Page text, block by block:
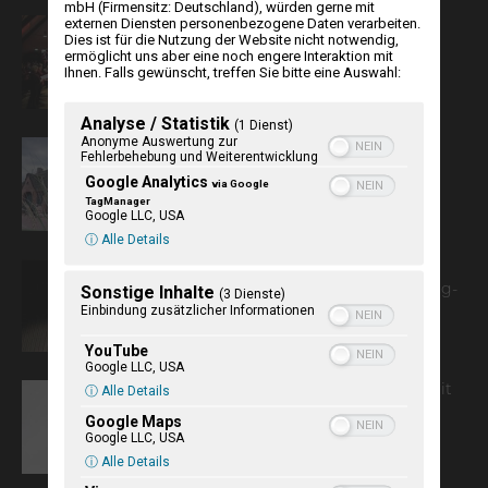
Die deutsche Minderheit und die
grenzüberschreitende Kulturarbeit
Auf eine Tasse Kaffee mit Claus
Heitmann im Museum Landschaft
Eiderstedt
zehnjährige Intendanz am Schleswig-
Holsteinischen Landestheater
Kontakt zu Deutschland halten – mit
mbH (Firmensitz: Deutschland), würden gerne mit
externen Diensten personenbezogene Daten verarbeiten.
Dies ist für die Nutzung der Website nicht notwendig,
ermöglicht uns aber eine noch engere Interaktion mit
Ihnen. Falls gewünscht, treffen Sie bitte eine Auswahl:
Analyse / Statistik (1 Dienst)
Anonyme Auswertung zur
Fehlerbehebung und Weiterentwicklung
Google Analytics via Google
TagManager
Google LLC, USA
ⓘ Alle Details
Sonstige Inhalte (3 Dienste)
Einbindung zusätzlicher Informationen
YouTube
Google LLC, USA
ⓘ Alle Details
Google Maps
Google LLC, USA
ⓘ Alle Details